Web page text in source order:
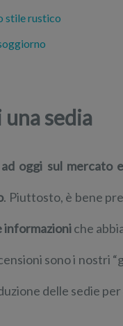
stile rustico
sedia
ad oggi sul mercato
. Piuttosto, è bene
informazioniche
sono i nostri
delle sedie